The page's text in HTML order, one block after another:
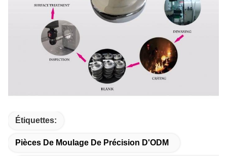
Étiquettes:
Pièces De Moulage De Précision D'ODM